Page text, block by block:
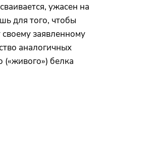
ужасен на
для того, чтобы
своему заявленному
аналогичных
(«живого») белка